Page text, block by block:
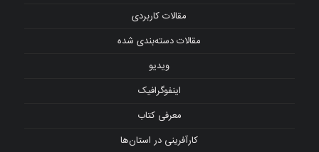
مقالات کاربردی
مقالات دسته‌بندی شده
ویدیو
اینفوگرافیک
معرفی کتاب
کارآفرینی در استان‌ها